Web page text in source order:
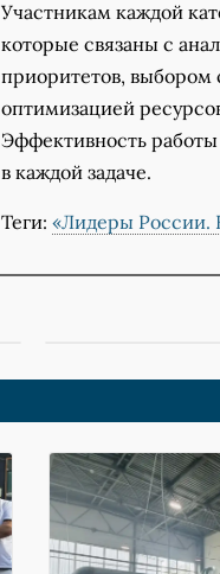
Участникам каждой
которые связаны с
приоритетов, выбором
оптимизацией
Эффективность работы
в каждой задаче.
Теги: «Лидеры России.